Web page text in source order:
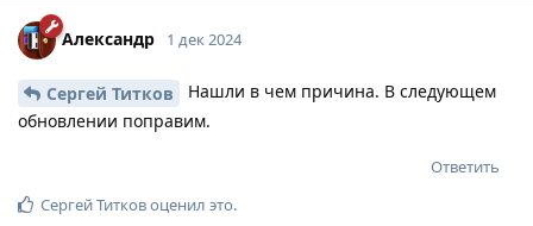
Александр 1 дек 2024
Сергей Титков
Нашли в чем причина. В следующем
обновлении поправим.
Ответить
Сергей Титковоценил это.